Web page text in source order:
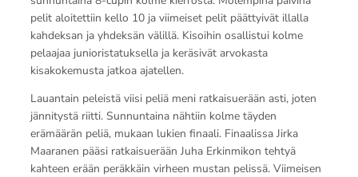
pelit aloitettiin kello 10 ja viimeiset pelit päättyivät illalla
kahdeksan ja yhdeksän välillä. Kisoihin osallistui kolme
pelaajaa junioristatuksella ja keräsivät arvokasta
kisakokemusta jatkoa ajatellen.
Lauantain peleistä viisi peliä meni ratkaisuerään asti, joten
jännitystä riitti. Sunnuntaina nähtiin kolme täyden
erämäärän peliä, mukaan lukien finaali. Finaalissa Jirka
Maaranen pääsi ratkaisuerään Juha Erkinmikon tehtyä
kahteen erään peräkkäin virheen mustan pelissä. Viimeisen